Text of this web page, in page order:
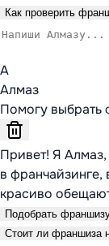
Как проверить
А
Алмаз
Помогу выбрать
Привет! Я
в франчайзинге,
красиво
Подобрать
Стоит ли франшиза